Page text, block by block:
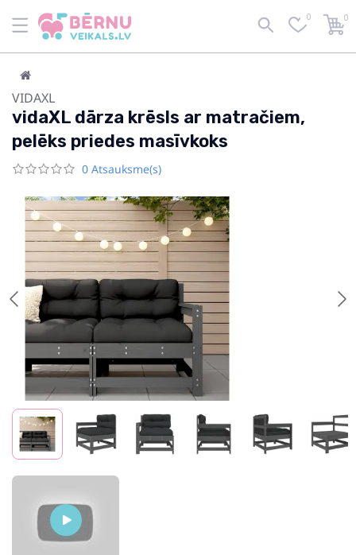
0 0
VIDAXL
vidaXL dārza krēsls ar matračiem,
pelēks priedes masīvkoks
0 Atsauksme(s)